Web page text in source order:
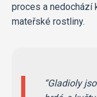
proces a nedochází
mateřské rostliny.
Gladioly